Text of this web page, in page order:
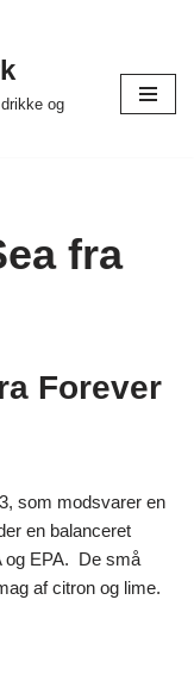
og
fra
Forever
som modsvarer en
en balanceret
og EPA. De små
af citron og lime.